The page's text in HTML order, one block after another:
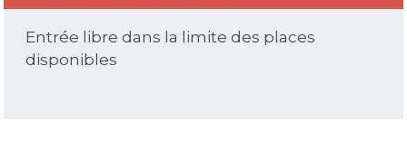
Entrée libre dans la limite des places
disponibles